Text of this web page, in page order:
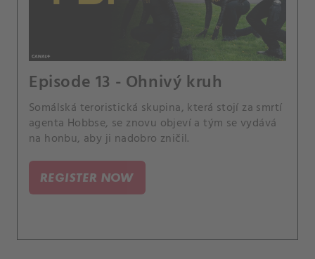
Episode 13 - Ohnivý kruh
Somálská teroristická skupina, která stojí za smrtí
agenta Hobbse, se znovu objeví a tým se vydává
na honbu, aby ji nadobro zničil.
REGISTER NOW